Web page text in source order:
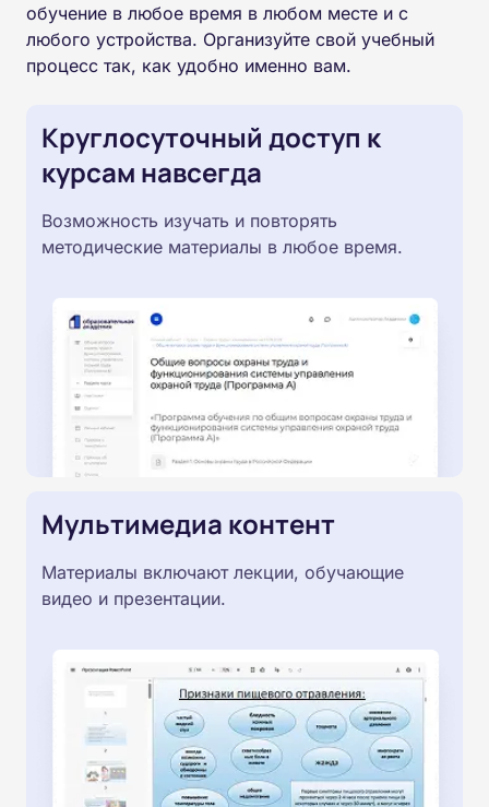
обучение в любое время в любом месте и с
любого устройства. Организуйте свой учебный
процесс так, как удобно именно вам.
Круглосуточный доступ к
курсам навсегда
Возможность изучать и повторять
методические материалы в любое время.
Мультимедиа контент
Материалы включают лекции, обучающие
видео и презентации.